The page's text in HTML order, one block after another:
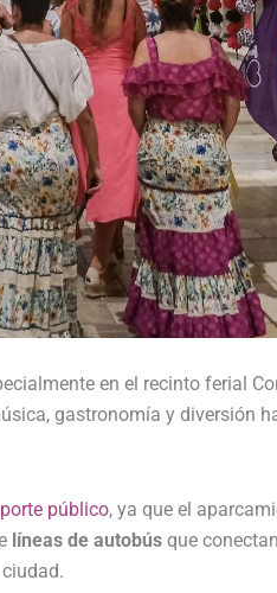
en el recinto ferial
gastronomía y diversión
público, ya que el
líneas de autobús que